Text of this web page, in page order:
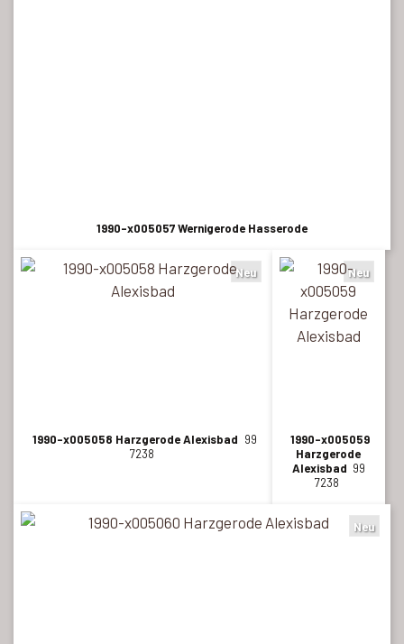
1990-x005057 Wernigerode Hasserode
Neu
1990-x005058 Harzgerode Alexisbad 99
7238
Neu
1990-x005059
Harzgerode
Alexisbad 99
7238
Neu